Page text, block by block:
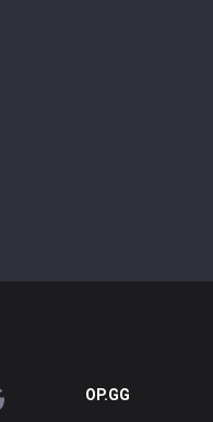
OP.GG